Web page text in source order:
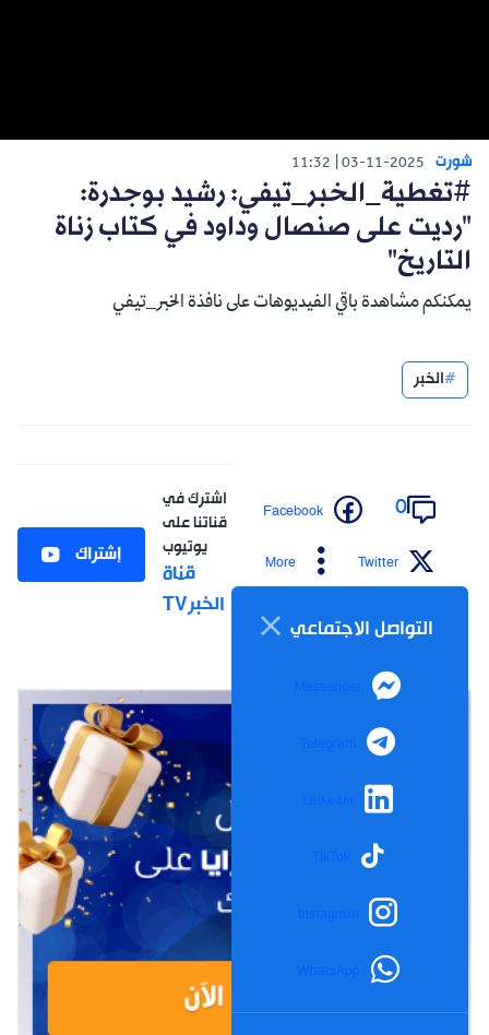
شورت 03-11-2025
11:32
#تغطية_الخبر_تيفي: رشيد بوجدرة:
"رديت على صنصال وداود في كتاب زناة
التاريخ"
يمكنكم مشاهدة باقي الفيديوهات على نافذة الخبر_تيفي
الخبر
0
Facebook
Twitter
More
التواصل الاجتماعي
Messenger
Telegram
LinkedIn
TikTok
Instagram
WhatsApp
اشترك في
قناتنا على
يوتيوب
قناة
الخبرTV
إشتراك